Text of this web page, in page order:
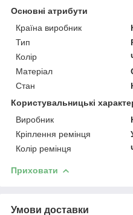
Основні атрибути
Країна виробник
Тип
Колір
Матеріал
Стан
Користувальницькі
Виробник
Кріплення ремінця
Колір ремінця
Приховати
Умови доставки